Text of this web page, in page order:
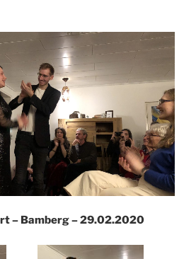
– Bamberg – 29.02.2020